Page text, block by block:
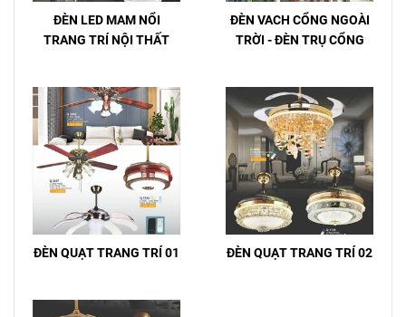
ĐÈN LED MAM NỔI
TRANG TRÍ NỘI THẤT
ĐÈN VACH CỔNG NGOÀI
TRỜI - ĐÈN TRỤ CỔNG
ĐÈN QUẠT TRANG TRÍ 01 ĐÈN QUẠT TRANG TRÍ 02